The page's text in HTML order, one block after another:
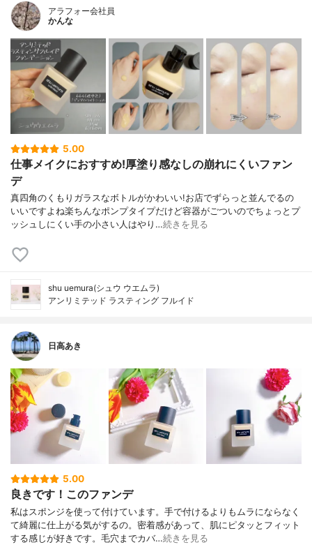
アラフォー会社員
かんな
5.00
仕事メイクにおすすめ!厚塗り感なしの崩れにくいファン
デ
真四角のくもりガラスなボトルがかわいい!お店でずらっと並んでるの
いいですよね楽ちんなポンプタイプだけど容器がごついのでちょっとプ
ッシュしにくい手の小さい人はやり…続きを見る
shu uemura(シュウ ウエムラ)
アンリミテッド ラスティング フルイド
日高あき
5.00
良きです！このファンデ
私はスポンジを使って付けています。手で付けるよりもムラにならなく
て綺麗に仕上がる気がするの。密着感があって、肌にピタッとフィット
する感じが好きです。毛穴までカバ…続きを見る